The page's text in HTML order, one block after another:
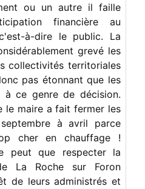
ou un autre il faille
financière au
à-dire le public. La
grevé les
collectivités territoriales
pas étonnant que les
à ce genre de décision.
le maire a fait fermer les
à avril parce
cher en chauffage !
peut que respecter la
La Roche sur Foron
de leurs administrés et